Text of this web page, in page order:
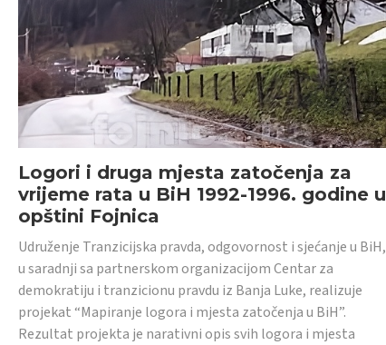
Logori i druga mjesta zatočenja za
vrijeme rata u BiH 1992-1996. godine u
opštini Fojnica
Udruženje Tranzicijska pravda, odgovornost i sjećanje u BiH,
u saradnji sa partnerskom organizacijom Centar za
demokratiju i tranzicionu pravdu iz Banja Luke, realizuje
projekat “Mapiranje logora i mjesta zatočenja u BiH”.
Rezultat projekta je narativni opis svih logora i mjesta